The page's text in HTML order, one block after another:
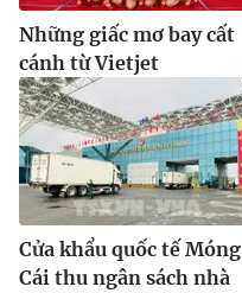
Những giấc mơ bay cất
cánh từ Vietjet
Cửa khẩu quốc tế Móng
Cái thu ngân sách nhà